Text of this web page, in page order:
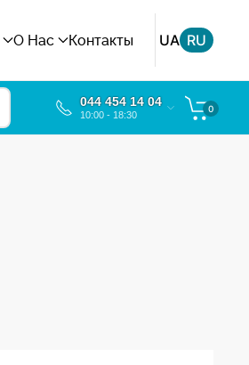
О Нас Контакты UA RU
044 454 14 04
10:00 - 18:30
0